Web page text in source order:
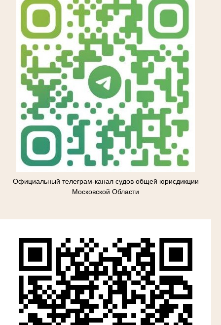
Официальный телеграм-канал судов общей юрисдикции
Московской Области